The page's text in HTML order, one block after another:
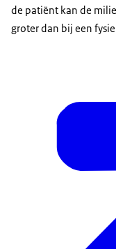
de patiënt kan de
groter dan bij een